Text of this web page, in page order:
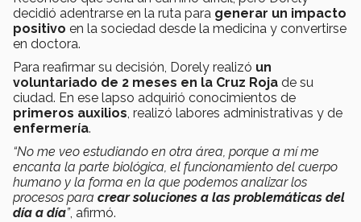
decidió adentrarse en la ruta para generar un impacto
positivo en la sociedad desde la medicina y convertirse
en doctora.
Para reafirmar su decisión, Dorely realizó un
voluntariado de 2 meses en la Cruz Roja de su
ciudad. En ese lapso adquirió conocimientos de
primeros auxilios, realizó labores administrativas y de
enfermería.
“No me veo estudiando en otra área, porque a mí me
encanta la parte biológica, el funcionamiento del cuerpo
humano y la forma en la que podemos analizar los
procesos para crear soluciones a las problemáticas del
día a día”, afirmó.